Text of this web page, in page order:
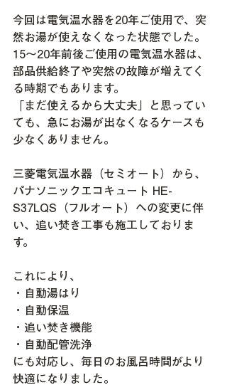
今回は電気温水器を20年ご使用で、突
然お湯が使えなくなった状態でした。
15～20年前後ご使用の電気温水器は、
部品供給終了や突然の故障が増えてく
る時期でもあります。
「まだ使えるから大丈夫」と思ってい
ても、急にお湯が出なくなるケースも
少なくありません。
三菱電気温水器（セミオート）から、
パナソニックエコキュート HE-
S37LQS（フルオート）への変更に伴
い、追い焚き工事も施工しておりま
す。
これにより、
・自動湯はり
・自動保温
・追い焚き機能
・自動配管洗浄
にも対応し、毎日のお風呂時間がより
快適になりました。